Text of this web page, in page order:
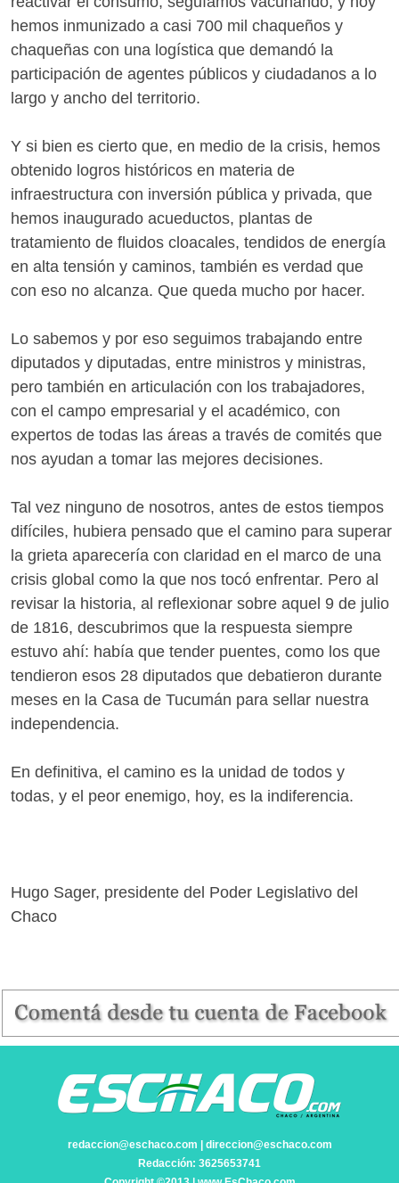
hemos inmunizado a casi 700 mil chaqueños y
chaqueñas con una logística que demandó la
participación de agentes públicos y ciudadanos a lo
largo y ancho del territorio.
Y si bien es cierto que, en medio de la crisis, hemos
obtenido logros históricos en materia de
infraestructura con inversión pública y privada, que
hemos inaugurado acueductos, plantas de
tratamiento de fluidos cloacales, tendidos de energía
en alta tensión y caminos, también es verdad que
con eso no alcanza. Que queda mucho por hacer.
Lo sabemos y por eso seguimos trabajando entre
diputados y diputadas, entre ministros y ministras,
pero también en articulación con los trabajadores,
con el campo empresarial y el académico, con
expertos de todas las áreas a través de comités que
nos ayudan a tomar las mejores decisiones.
Tal vez ninguno de nosotros, antes de estos tiempos
difíciles, hubiera pensado que el camino para superar
la grieta aparecería con claridad en el marco de una
crisis global como la que nos tocó enfrentar. Pero al
revisar la historia, al reflexionar sobre aquel 9 de julio
de 1816, descubrimos que la respuesta siempre
estuvo ahí: había que tender puentes, como los que
tendieron esos 28 diputados que debatieron durante
meses en la Casa de Tucumán para sellar nuestra
independencia.
En definitiva, el camino es la unidad de todos y
todas, y el peor enemigo, hoy, es la indiferencia.
Hugo Sager, presidente del Poder Legislativo del
Chaco
redaccion@eschaco.com | direccion@eschaco.com
Redacción: 3625653741